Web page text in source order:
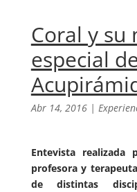
Coral y su
especial
Abr 14, 2016|
Entevista
profesora y
de distintas